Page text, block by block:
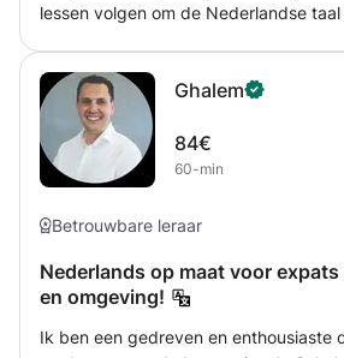
lessen volgen om de Nederlandse
het lesgeven van de Nederlandse taal
gespecialiseerd in het vinden van de
mijn studenten op een efficiënte
leren. Wij bieden grammaticatoetsen,
conversatiecursussen aan. Aarzel niet om me een bericht
gebruiken is een redelijk niveau van
nog vragen heeft, aarzel dan niet om
Stuur mij vóór je eerste les een
Ghalem
84€
60-min
Betrouwbare leraar
Nederlands op maat voor
en omgeving!
Ik ben een gedreven en enthousiaste